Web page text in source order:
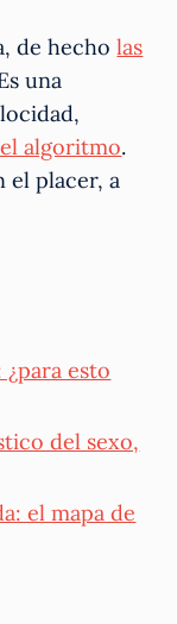
de hecholas
una
algoritmo.
el placer, a
esto
del sexo,
el mapa de